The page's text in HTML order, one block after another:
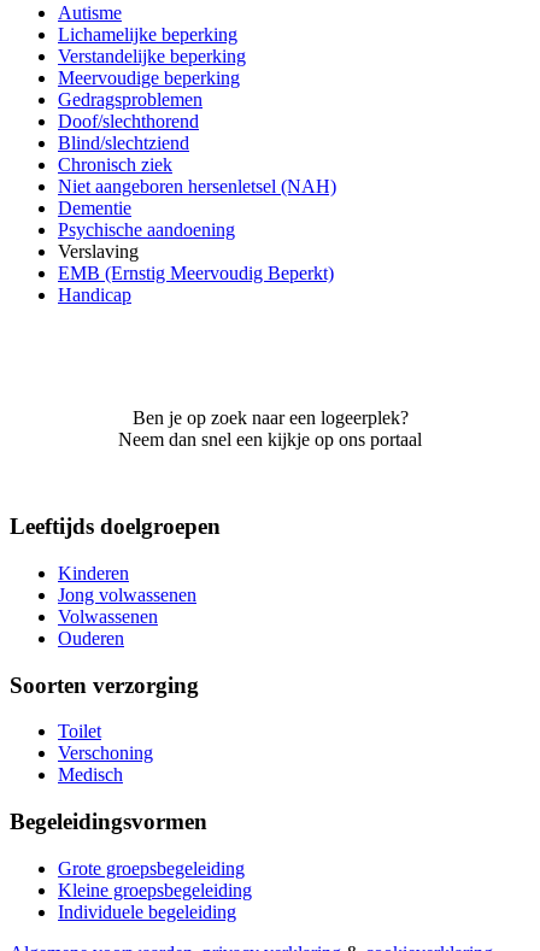
Autisme
Lichamelijke beperking
Verstandelijke beperking
Meervoudige beperking
Gedragsproblemen
Doof/slechthorend
Blind/slechtziend
Chronisch ziek
Niet aangeboren hersenletsel (NAH)
Dementie
Psychische aandoening
Verslaving
EMB (Ernstig Meervoudig Beperkt)
Handicap
Ben je op zoek naar een logeerplek?
Neem dan snel een kijkje op ons portaal
Leeftijds doelgroepen
Kinderen
Jong volwassenen
Volwassenen
Ouderen
Soorten verzorging
Toilet
Verschoning
Medisch
Begeleidingsvormen
Grote groepsbegeleiding
Kleine groepsbegeleiding
Individuele begeleiding